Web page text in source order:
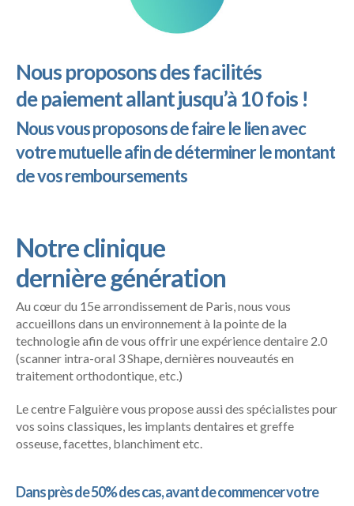
Nous proposons des facilités
de paiement allant jusqu’à 10 fois !
Nous vous proposons de faire le lien avec
votre mutuelle afin de déterminer le montant
de vos remboursements
Notre clinique
dernière génération
Au cœur du 15e arrondissement de Paris, nous vous
accueillons dans un environnement à la pointe de la
technologie afin de vous offrir une expérience dentaire 2.0
(scanner intra-oral 3 Shape, dernières nouveautés en
traitement orthodontique, etc.)
Le centre Falguière vous propose aussi des spécialistes pour
vos soins classiques, les implants dentaires et greffe
osseuse, facettes, blanchiment etc.
Dans près de 50% des cas, avant de commencer votre